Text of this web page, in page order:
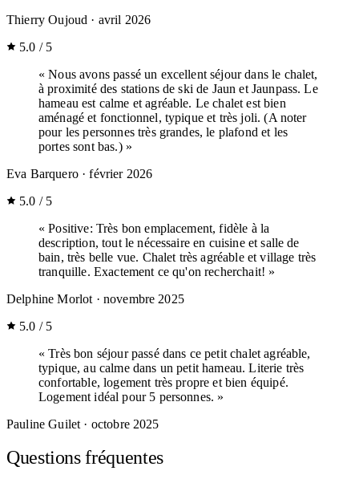
Thierry Oujoud · avril 2026
5.0 / 5
« Nous avons passé un excellent séjour dans le chalet,
à proximité des stations de ski de Jaun et Jaunpass. Le
hameau est calme et agréable. Le chalet est bien
aménagé et fonctionnel, typique et très joli. (A noter
pour les personnes très grandes, le plafond et les
portes sont bas.) »
Eva Barquero· février 2026
5.0 / 5
« Positive: Très bon emplacement, fidèle à la
description, tout le nécessaire en cuisine et salle de
bain, très belle vue. Chalet très agréable et village très
tranquille. Exactement ce qu'on recherchait! »
Delphine Morlot · novembre 2025
5.0 / 5
« Très bon séjour passé dans ce petit chalet agréable,
typique, au calme dans un petit hameau. Literie très
confortable, logement très propre et bien équipé.
Logement idéal pour 5 personnes. »
Pauline Guilet · octobre 2025
Questions fréquentes